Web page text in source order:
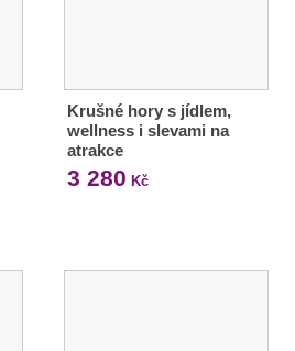
Krušné hory s jídlem,
wellness i slevami na
atrakce
3 280 Kč